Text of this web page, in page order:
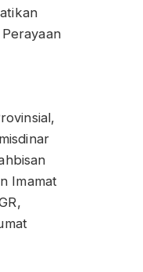
Imamat